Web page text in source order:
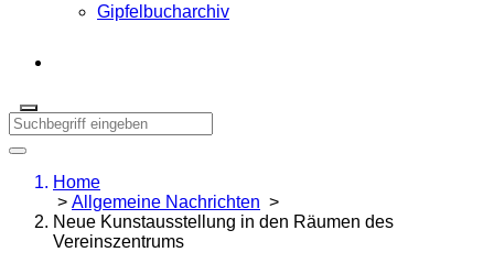
Gipfelbucharchiv
Home
> Allgemeine Nachrichten >
Neue Kunstausstellung in den Räumen des
Vereinszentrums